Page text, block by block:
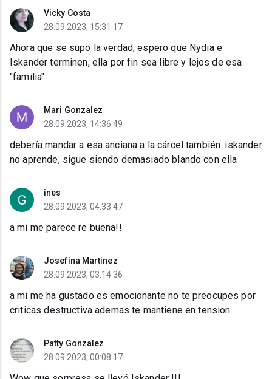
Vicky Costa
28.09.2023, 15:31:17
Ahora que se supo la verdad, espero que Nydia e
Iskander terminen, ella por fin sea libre y lejos de esa
"familia"
Mari Gonzalez
28.09.2023, 14:36:49
debería mandar a esa anciana a la cárcel también. iskander
no aprende, sigue siendo demasiado blando con ella
ines
28.09.2023, 04:33:47
a mi me parece re buena!!
Josefina Martinez
28.09.2023, 03:14:36
a mi me ha gustado es emocionante no te preocupes por
criticas destructiva ademas te mantiene en tension.
Patty Gonzalez
28.09.2023, 00:08:17